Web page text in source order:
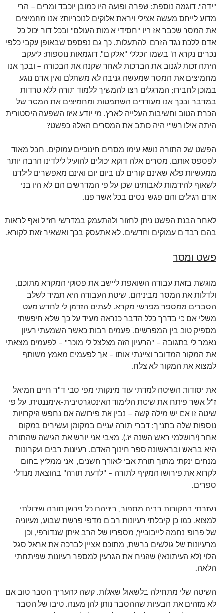
"ידה". דוגמה נוספת: שפרה ופועה היו כמובן יוכבד ומרים – הרי
מדוע לייחס מעשה אצילי ויראת אלוקים לנוכריות? אנו מחמיצים
את המסר שכבר אז היו "חסידי אומות העולם" ובכל דור יכול כל
אדם ללכת נגד הזרם ולהתעלות. כך גם נפספס שבאופן עקבי כלפי
נכרים נקרא ה' בשמו הכללי "אלקים". דוגמאות נוספות: ליעקב
היתה זכות לגנוב את הברכות לאחר שקנה את הבכורה – ובכך אנו
מחמיצים את המסר שמעשה גניבה לא משתלם ואין אדם נוגע
במוכן לחבירו; המרגלים רצו להמשיך ללמוד תורה ללא טרדות
במדבר ובכך אנו מעודדים השתמטות ומחמיצים את המסר של
הכרת הטוב וחשיבות העלייה לארץ. מי יודע איזו השפעה היסטורית
היתה אילו רש"י היה כותב את המסרים האלה כפשט?
הפשט של התורה נושא עימו מסרים חינוכיים עמוקים. חבל מאוד
לפספס אותם. מסרים אלה דוקא יכולים להועיל לילדינו הרבה יותר
ממעשיות פלא שאינם קורים לנו ביום יום ואינם מאפשרים לילדנו
לשאוף להידמות לאבותינו שכן על פי המדרשים הם לא היו בני
אדם רגילים והם פגשו נסים בכל אשר פנו.
לאחר הבנת הפשט ניתן לחזור ולהתעמק במדרשי חז"ל ואף לראות
בהם רבדים עמוקים וחדשים. לא אתעסק בכך ואשאיר זאת לקורא.
פשט ומסר
מוגשת בזאת עבודה השואפת ליישב את פסוקי המקרא מתוכם,
ולדלות את המסר מביניהם. שיטת העבודה היא תמיד לשלב
הסברים ממספר מפרשי מקרא. לעתים הזדמן לי לחדש מעט
משלי אם כי בדרך כלל הדבר כנראה מעיד על כך שלא חיפשתי
מספיק טוב בין המפרשים. פעמים רבות כאשר השמעתי רעיון
נאמר לי בתגובה – "הרעיון הזה מצלצל לי מוכר" – לפעמים מצאתי
את המקור המדובר וציינתי אותו – אך לפעמים מאמץ משותף
למצוא את המקור לא צלח.
את יסודות השיטה למדתי עוד מינקותי מפי סבי ד"ר חיים חמיאל
ז"ל אשר פיתח את שיטת הלימוד האינטגרטיבית-אימננטית. על פי
שיטה זו אם יש מילה קשה – נבין את פירושה אם נחפש היקרויות
נוספות שלה בתנ"ך: דברי תורה עניים במקומן ועשירים במקום
אחר (ירושלמי ראש השנה יז.). מאבי אני יורש את הגישה שהתורה
היא בראש ובראשונה ספר חינוך האדם. רעיונות רבים ועקרונות
מנחים ינקתי מתוך תורת אבי לאורך השנים, ואני ממליץ בחום
לקרוא את פירושו המקיף לתורה – "לדעת תורה" בהוצאת מנדלי
ספרים.
נעזרתי במקורות רבים מספור, ביניהם כל פרשן תורה שיכולתי
למצוא. כמו כן קיבלתי רעיונות רבים מדפי פרשת שבוע, מעיוניה
של פרופ' נחמה לייבוביץ', מספריו של הרב איתן שנדורפי, וכן
מרעיונות של גולשים ברשת, מתוכם אציין לברכה את אראל סגל
הלוי (לא העיתונאי) שהניח את הגרעין למספר רעיונות שפיתחתי
הלאה.
השיטה שלי מתחילה בלשאול שאלות. קשה להעריך הסבר טוב אם
לא מזהים את הבעיות שההסבר נותן להן מענה. טיבו של הסבר